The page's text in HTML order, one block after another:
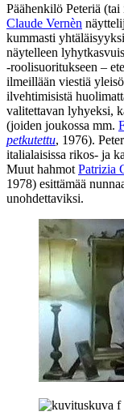
Päähenkilö Peteriä
Claude Vernèn
kummasti
näytelleen
‑roolisuoritukseen –
ilmeillään viestiä
ilvehtimisistä
valitettavan lyhyeksi,
(joiden joukossa mm.
petkutettu, 1976).
italialaisissa rikos‑ ja
Muut hahmot Patrizia
1978) esittämää
unohdettaviksi.